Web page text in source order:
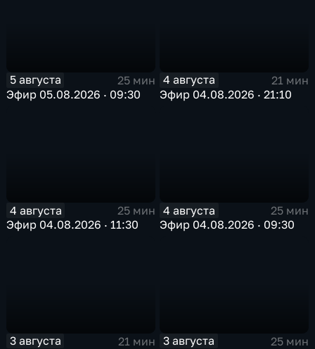
5 августа
25 мин
Эфир 05.08.2026 · 09:30
4 августа
21 мин
Эфир 04.08.2026 · 21:10
4 августа
25 мин
Эфир 04.08.2026 · 11:30
4 августа
25 мин
Эфир 04.08.2026 · 09:30
3 августа
21 мин
3 августа
25 мин